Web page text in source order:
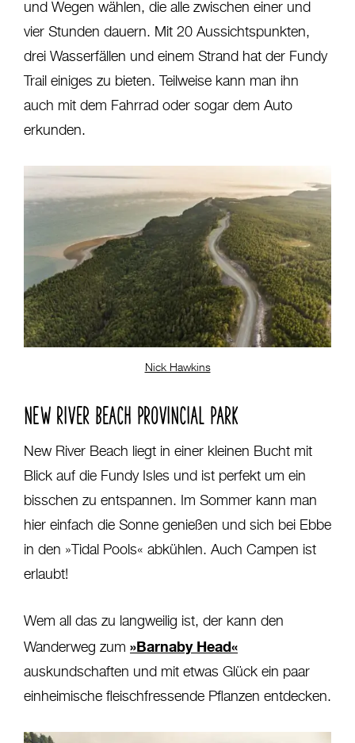
und Wegen wählen, die alle zwischen einer und
vier Stunden dauern. Mit 20 Aussichtspunkten,
drei Wasserfällen und einem Strand hat der Fundy
Trail einiges zu bieten. Teilweise kann man ihn
auch mit dem Fahrrad oder sogar dem Auto
erkunden.
Nick Hawkins
NEW RIVER BEACH PROVINCIAL PARK
New River Beach liegt in einer kleinen Bucht mit
Blick auf die Fundy Isles und ist perfekt um ein
bisschen zu entspannen. Im Sommer kann man
hier einfach die Sonne genießen und sich bei Ebbe
in den »Tidal Pools« abkühlen. Auch Campen ist
erlaubt!
Wem all das zu langweilig ist, der kann den
Wanderweg zum »Barnaby Head«
auskundschaften und mit etwas Glück ein paar
einheimische fleischfressende Pflanzen entdecken.